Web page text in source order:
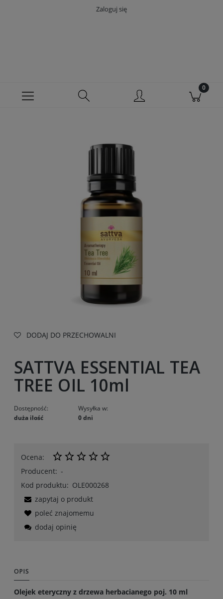
Zaloguj się
DODAJ DO PRZECHOWALNI
SATTVA ESSENTIAL TEA
TREE OIL 10ml
Dostępność:
duża ilość
Wysyłka w:
0 dni
Ocena:
Producent: -
Kod produktu: OLE000268
zapytaj o produkt
poleć znajomemu
dodaj opinię
OPIS
Olejek eteryczny z drzewa herbacianego poj. 10 ml